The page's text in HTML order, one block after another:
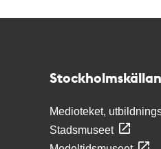
Medioteket,
Stadsmuseet